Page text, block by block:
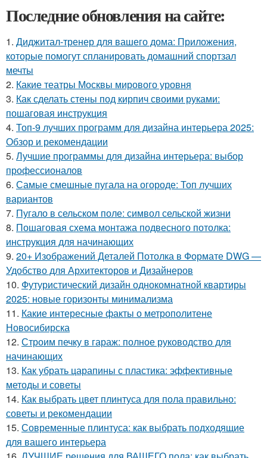
Последние обновления на сайте:
1. Диджитал-тренер для вашего дома: Приложения,
которые помогут спланировать домашний спортзал
мечты
2. Какие театры Москвы мирового уровня
3. Как сделать стены под кирпич своими руками:
пошаговая инструкция
4. Топ-9 лучших программ для дизайна интерьера 2025:
Обзор и рекомендации
5. Лучшие программы для дизайна интерьера: выбор
профессионалов
6. Самые смешные пугала на огороде: Топ лучших
вариантов
7. Пугало в сельском поле: символ сельской жизни
8. Пошаговая схема монтажа подвесного потолка:
инструкция для начинающих
9. 20+ Изображений Деталей Потолка в Формате DWG —
Удобство для Архитекторов и Дизайнеров
10. Футуристический дизайн однокомнатной квартиры
2025: новые горизонты минимализма
11. Какие интересные факты о метрополитене
Новосибирска
12. Строим печку в гараж: полное руководство для
начинающих
13. Как убрать царапины с пластика: эффективные
методы и советы
14. Как выбрать цвет плинтуса для пола правильно:
советы и рекомендации
15. Современные плинтуса: как выбрать подходящие
для вашего интерьера